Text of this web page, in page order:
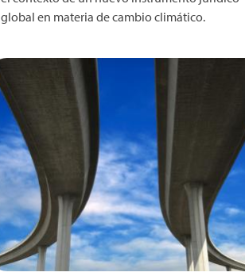
global en materia de cambio climático.